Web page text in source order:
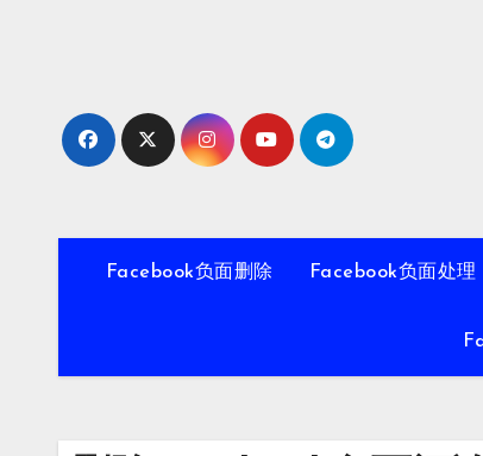
Facebook负面删除 Facebook负面处理